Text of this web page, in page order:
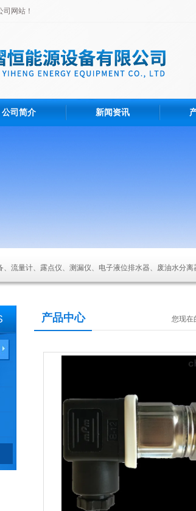
网站！
公司简介 新闻资讯
、流量计、露点仪、测漏仪、电子液位排水器、废油水分离
产品中心 您现在